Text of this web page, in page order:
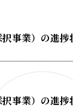
事業）の進
択事業）の進